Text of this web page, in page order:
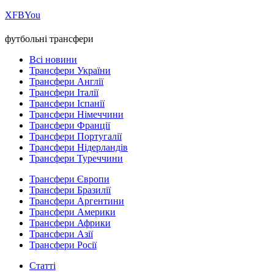
ХFBYou
футбольні трансфери
Всі новини
Трансфери України
Трансфери Англії
Трансфери Італії
Трансфери Іспанії
Трансфери Німеччини
Трансфери Франції
Трансфери Португалії
Трансфери Нідерландів
Трансфери Туреччини
Трансфери Європи
Трансфери Бразилії
Трансфери Аргентини
Трансфери Америки
Трансфери Африки
Трансфери Азії
Трансфери Росії
Статті